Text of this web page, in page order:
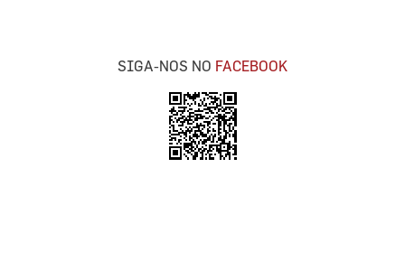
SIGA-NOS NO FACEBOOK